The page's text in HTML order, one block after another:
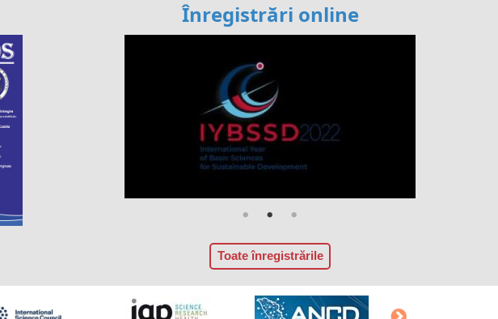
Înregistrări online
Toate înregistrările